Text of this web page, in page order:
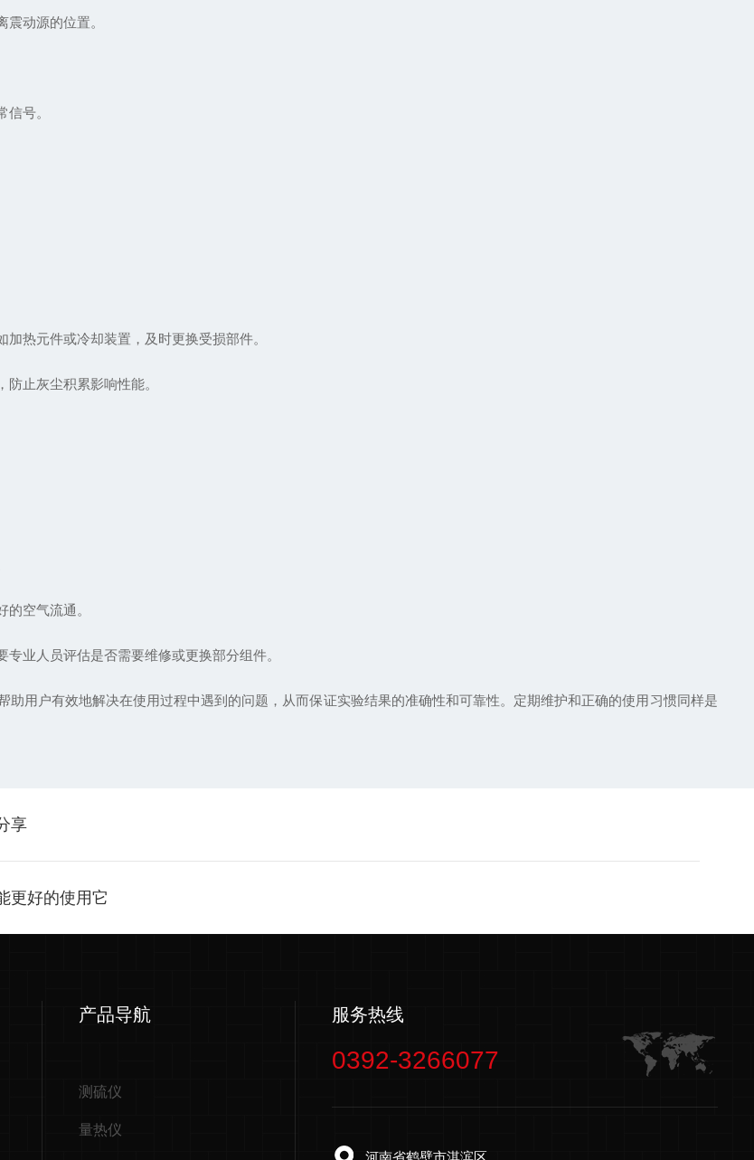
动源的位置。
号。
热元件或冷却装置，及时更换受损部件。
止灰尘积累影响性能。
空气流通。
业人员评估是否需要维修或更换部分组件。
户有效地解决在使用过程中遇到的问题，从而保证实验结果的准确性和可靠性。定期维护和正确的使用习惯同样是
享
更好的使用它
产品导航
测硫仪
量热仪
服务热线
0392-3266077
河南省鹤壁市淇滨区